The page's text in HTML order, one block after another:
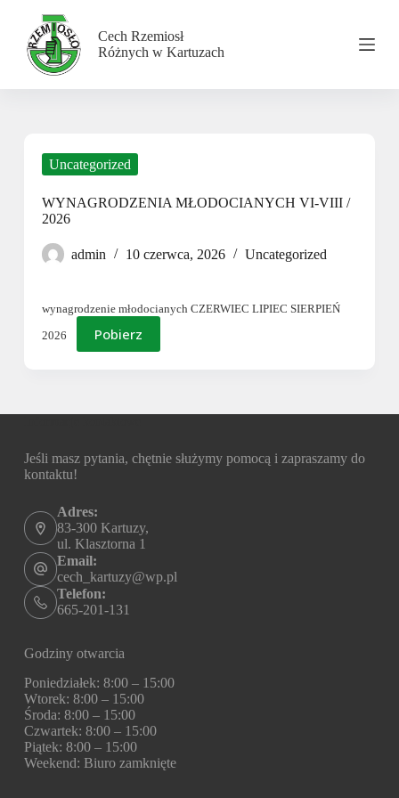
Cech Rzemiosł
Różnych w Kartuzach
Uncategorized
WYNAGRODZENIA MŁODOCIANYCH VI-VIII /
2026
admin 10 czerwca, 2026 Uncategorized
wynagrodzenie młodocianych CZERWIEC LIPIEC SIERPIEŃ
2026 Pobierz
Jeśli masz pytania, chętnie służymy pomocą i zapraszamy do
kontaktu!
Adres:
83-300 Kartuzy,
ul. Klasztorna 1
Email:
cech_kartuzy@wp.pl
Telefon:
665-201-131
Godziny otwarcia
Poniedziałek: 8:00 – 15:00
Wtorek: 8:00 – 15:00
Środa: 8:00 – 15:00
Czwartek: 8:00 – 15:00
Piątek: 8:00 – 15:00
Weekend: Biuro zamknięte